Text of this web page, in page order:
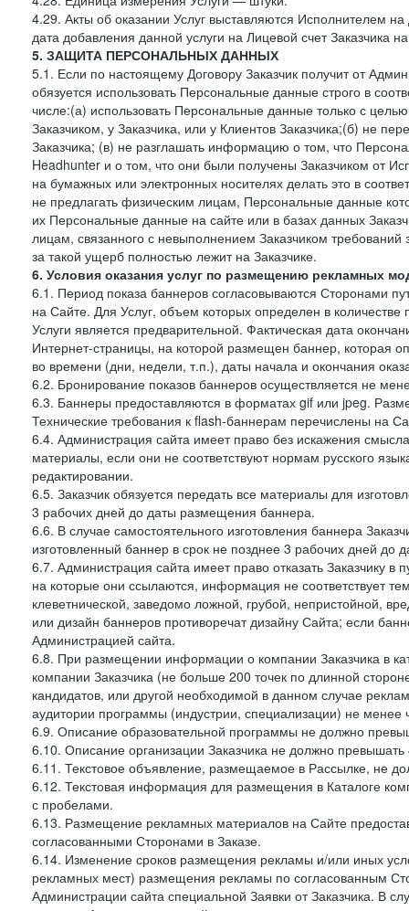
4.29. Акты об оказании Услуг выставляются Исполнителем
дата добавления данной услуги на Лицевой счет Заказчика
5. ЗАЩИТА ПЕРСОНАЛЬНЫХ ДАННЫХ
5.1. Если по настоящему Договору Заказчик получит от
обязуется использовать Персональные данные строго в
числе:(а) использовать Персональные данные только с
Заказчиком, у Заказчика, или у Клиентов Заказчика;(б) не
Заказчика; (в) не разглашать информацию о том, что
Headhunter и о том, что они были получены Заказчиком от
на бумажных или электронных носителях делать это в
не предлагать физическим лицам, Персональные данные
их Персональные данные на сайте или в базах данных
лицам, связанного с невыполнением Заказчиком
за такой ущерб полностью лежит на Заказчике.
6. Условия оказания услуг по размещению рекламных
6.1. Период показа баннеров согласовываются Сторонами
на Сайте. Для Услуг, объем которых определен в количестве
Услуги является предварительной. Фактическая дата
Интернет-страницы, на которой размещен баннер, которая
во времени (дни, недели, т.п.), даты начала и окончания
6.2. Бронирование показов баннеров осуществляется не
6.3. Баннеры предоставляются в форматах gif или jpeg.
Технические требования к flash-баннерам перечислены на
6.4. Администрация сайта имеет право без искажения
материалы, если они не соответствуют нормам русского
редактировании.
6.5. Заказчик обязуется передать все материалы для
3 рабочих дней до даты размещения баннера.
6.6. В случае самостоятельного изготовления баннера
изготовленный баннер в срок не позднее 3 рабочих дней до
6.7. Администрация сайта имеет право отказать Заказчику
на которые они ссылаются, информация не соответствует
клеветнической, заведомо ложной, грубой, непристойной,
или дизайн баннеров противоречат дизайну Сайта; если
Администрацией сайта.
6.8. При размещении информации о компании Заказчика в
компании Заказчика (не больше 200 точек по длинной
кандидатов, или другой необходимой в данном случае
аудитории программы (индустрии, специализации) не
6.9. Описание образовательной программы не должно
6.10. Описание организации Заказчика не должно
6.11. Текстовое объявление, размещаемое в Рассылке, не
6.12. Текстовая информация для размещения в Каталоге
с пробелами.
6.13. Размещение рекламных материалов на Сайте
согласованными Сторонами в Заказе.
6.14. Изменение сроков размещения рекламы и/или иных
рекламных мест) размещения рекламы по согласованным
Администрации сайта специальной Заявки от Заказчика. В